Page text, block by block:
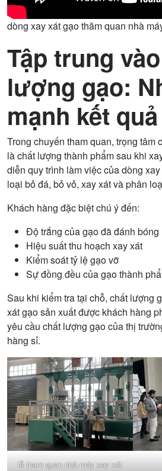
dòng xay xát gạo thăm quan nhà
Tập trung
lượng gạo:
mạnh kết
Trong chuyến tham quan, trọng tâm
là chất lượng thành phẩm sau khi
diễn quy trình làm việc của dòng
loại bỏ đá, bỏ vỏ, xay xát và phân
Khách hàng đặc biệt chú ý đến:
Độ trắng của gạo đã đánh bóng
Hiệu suất thu hoạch xay xát
Kiểm soát tỷ lệ gạo vỡ
Sự đồng đều của gạo thành
Sau khi kiểm tra tại chỗ, chất lượng
xát gạo sản xuất được khách hàng
yêu cầu chất lượng gạo của thị
hàng sỉ.
lễ tham quan nhà máy xay xát